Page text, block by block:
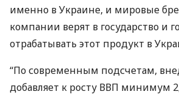
именно в Украине, и мировые
компании верят в государство и
отрабатывать этот продукт в
“По современным подсчетам,
добавляет к росту ВВП минимум